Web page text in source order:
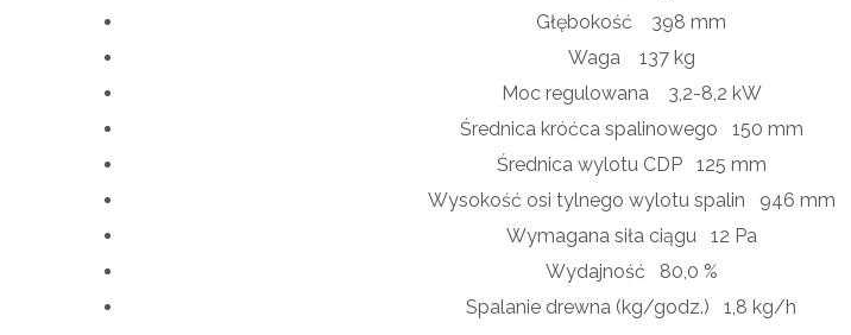
Głębokość 398 mm
Waga 137 kg
Moc regulowana 3,2-8,2 kW
Średnica króćca spalinowego 150 mm
Średnica wylotu CDP 125 mm
Wysokość osi tylnego wylotu spalin 946 mm
Wymagana siła ciągu 12 Pa
Wydajność 80,0 %
Spalanie drewna (kg/godz.) 1,8 kg/h